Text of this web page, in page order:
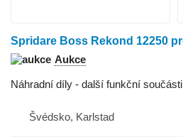
Aukce
Náhradní díly - další funkční součásti
Švédsko, Karlstad